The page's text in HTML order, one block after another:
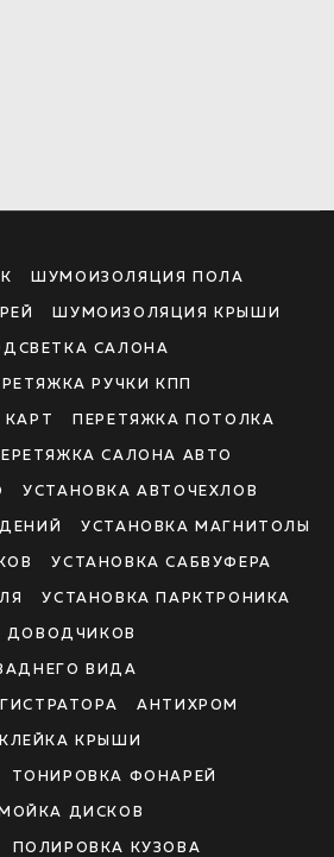
ШУМОИЗОЛЯЦИЯ ПОЛА
ШУМОИЗОЛЯЦИЯ КРЫШИ
САЛОНА
РУЧКИ КПП
КАРТ ПЕРЕТЯЖКА ПОТОЛКА
САЛОНА АВТО
УСТАНОВКА АВТОЧЕХЛОВ
УСТАНОВКА МАГНИТОЛЫ
УСТАНОВКА САБВУФЕРА
УСТАНОВКА ПАРКТРОНИКА
ДОВОДЧИКОВ
ВИДА
АНТИХРОМ
КРЫШИ
ТОНИРОВКА ФОНАРЕЙ
МОЙКА ДИСКОВ
ПОЛИРОВКА КУЗОВА